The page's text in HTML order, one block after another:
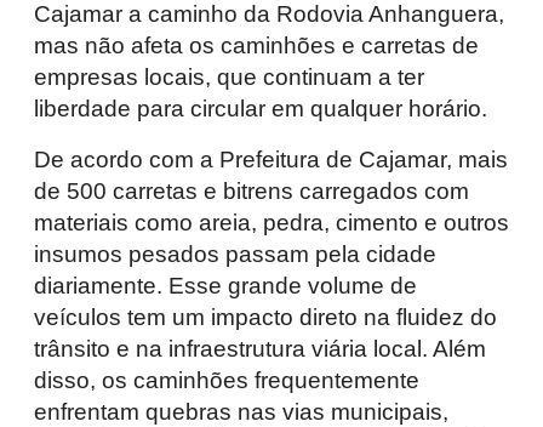
Cajamar a caminho da Rodovia Anhanguera,
mas não afeta os caminhões e carretas de
empresas locais, que continuam a ter
liberdade para circular em qualquer horário.
De acordo com a Prefeitura de Cajamar, mais
de 500 carretas e bitrens carregados com
materiais como areia, pedra, cimento e outros
insumos pesados passam pela cidade
diariamente. Esse grande volume de
veículos tem um impacto direto na fluidez do
trânsito e na infraestrutura viária local. Além
disso, os caminhões frequentemente
enfrentam quebras nas vias municipais,